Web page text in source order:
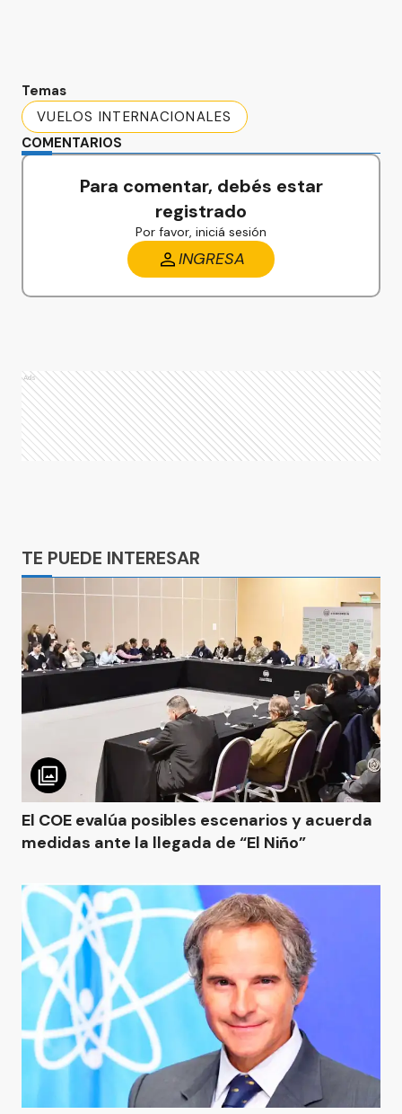
Temas
VUELOS INTERNACIONALES
COMENTARIOS
Para comentar, debés estar
registrado
Por favor, iniciá sesión
INGRESA
Ads
TE PUEDE INTERESAR
El COE evalúa posibles escenarios y acuerda
medidas ante la llegada de “El Niño”